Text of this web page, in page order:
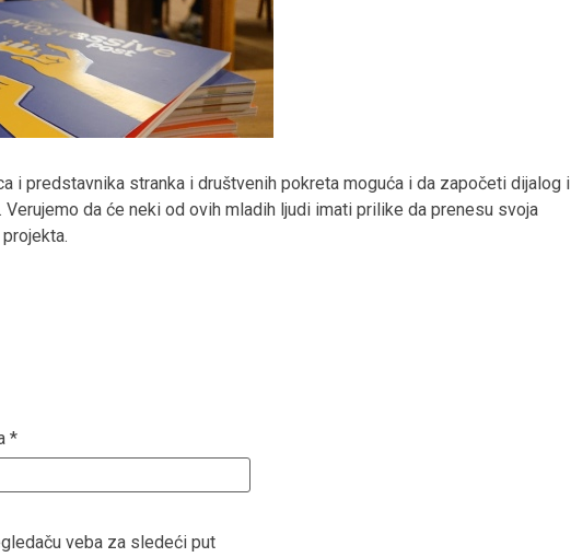
i predstavnika stranka i društvenih pokreta moguća i da započeti dijalog i
da će neki od ovih mladih ljudi imati prilike da prenesu svoja
*
veba za sledeći put